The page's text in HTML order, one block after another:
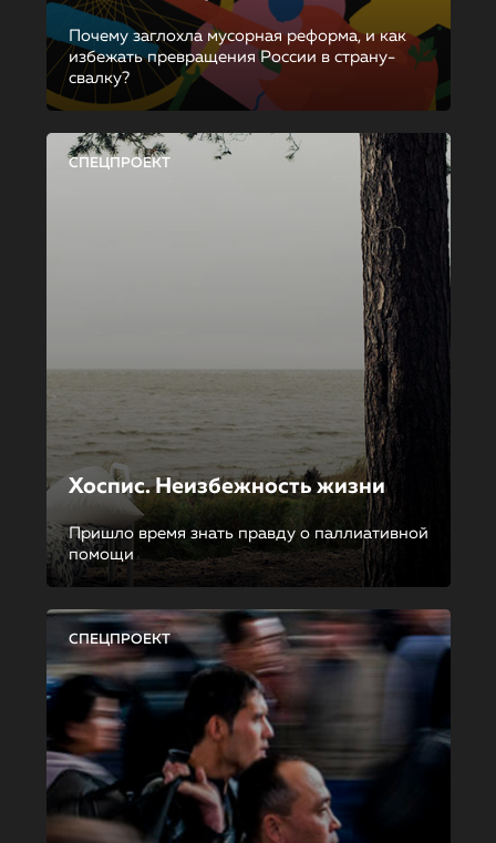
Почему заглохла мусорная реформа, и как
избежать превращения России в страну-
свалку?
СПЕЦПРОЕКТ
Хоспис. Неизбежность жизни
Пришло время знать правду о паллиативной
помощи
СПЕЦПРОЕКТ